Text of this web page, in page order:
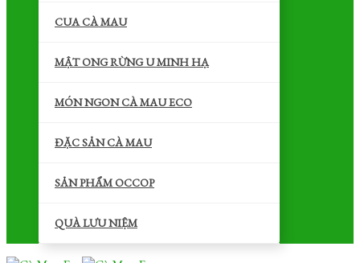
CUA CÀ MAU
MẬT ONG RỪNG U MINH HẠ
MÓN NGON CÀ MAU ECO
ĐẶC SẢN CÀ MAU
SẢN PHẨM OCCOP
QUÀ LƯU NIỆM